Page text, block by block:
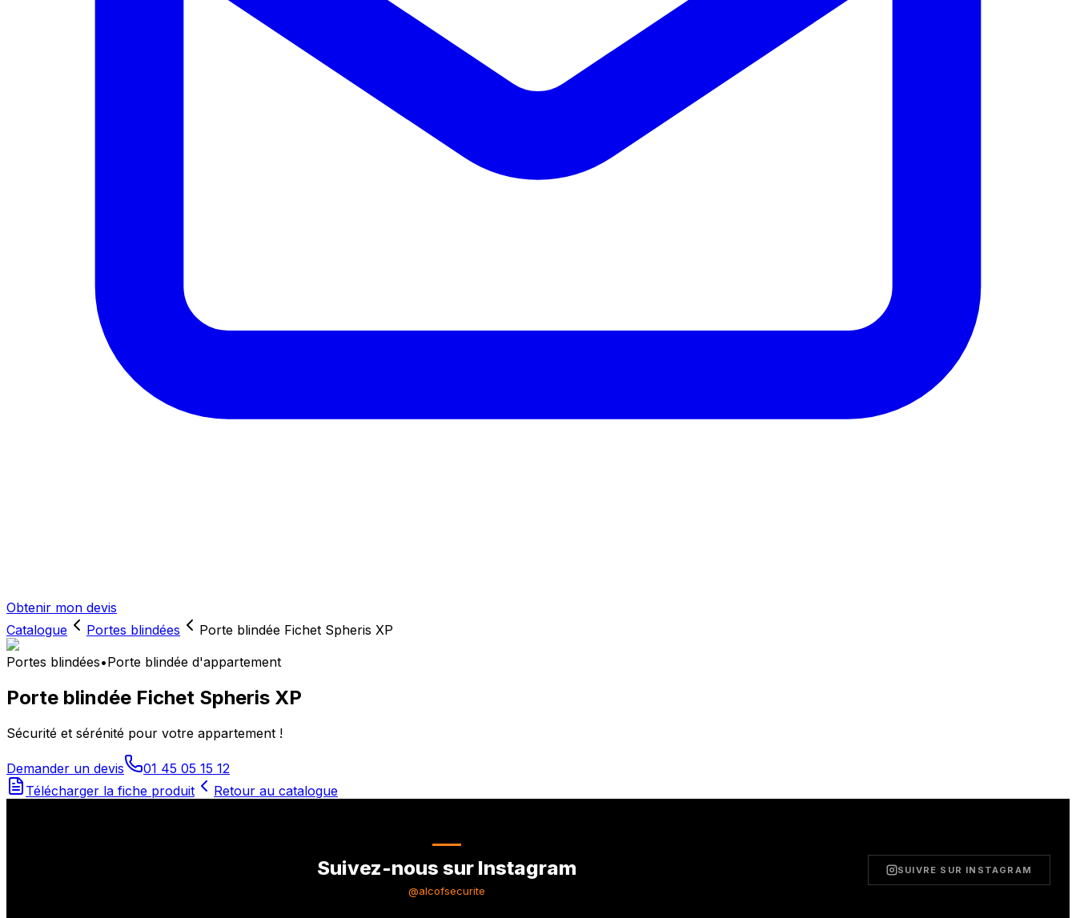
Obtenir mon devis
Catalogue
Portes blindées
Porte blindée Fichet Spheris XP
Portes blindées•Porte blindée d'appartement
Porte blindée Fichet Spheris XP
Sécurité et sérénité pour votre appartement !
Demander un devis
01 45 05 15 12
Télécharger la fiche produit
Retour au catalogue
Suivez-nous sur Instagram
@alcofsecurite
SUIVRE SUR INSTAGRAM